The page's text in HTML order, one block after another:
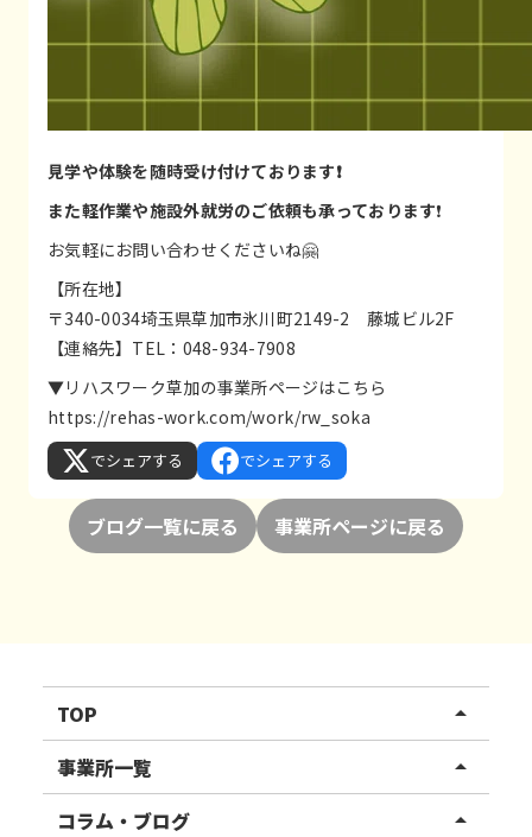
見学や体験を随時受け付けております❗
また軽作業や施設外就労のご依頼も承っております❗
お気軽にお問い合わせくださいね🤗
【所在地】
〒340-0034埼玉県草加市氷川町2149-2 藤城ビル2F
【連絡先】TEL：048-934-7908
▼リハスワーク草加の事業所ページはこちら
https://rehas-work.com/work/rw_soka
でシェアする でシェアする
ブログ一覧に戻る 事業所ページに戻る
TOP arrow_drop_up
リハスワーク
リハスファーム
事業所一覧 arrow_drop_up
関東エリア
コラム・ブログ arrow_drop_up